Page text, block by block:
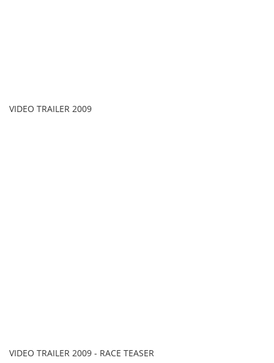
VIDEO TRAILER 2009
VIDEO TRAILER 2009 - RACE TEASER